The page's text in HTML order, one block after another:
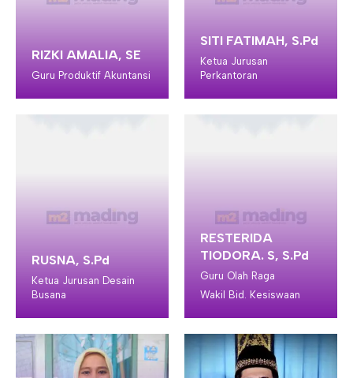
RIZKI AMALIA, SE
Guru Produktif Akuntansi
SITI FATIMAH, S.Pd
Ketua Jurusan
Perkantoran
RUSNA, S.Pd
Ketua Jurusan Desain
Busana
RESTERIDA
TIODORA. S, S.Pd
Guru Olah Raga
Wakil Bid. Kesiswaan